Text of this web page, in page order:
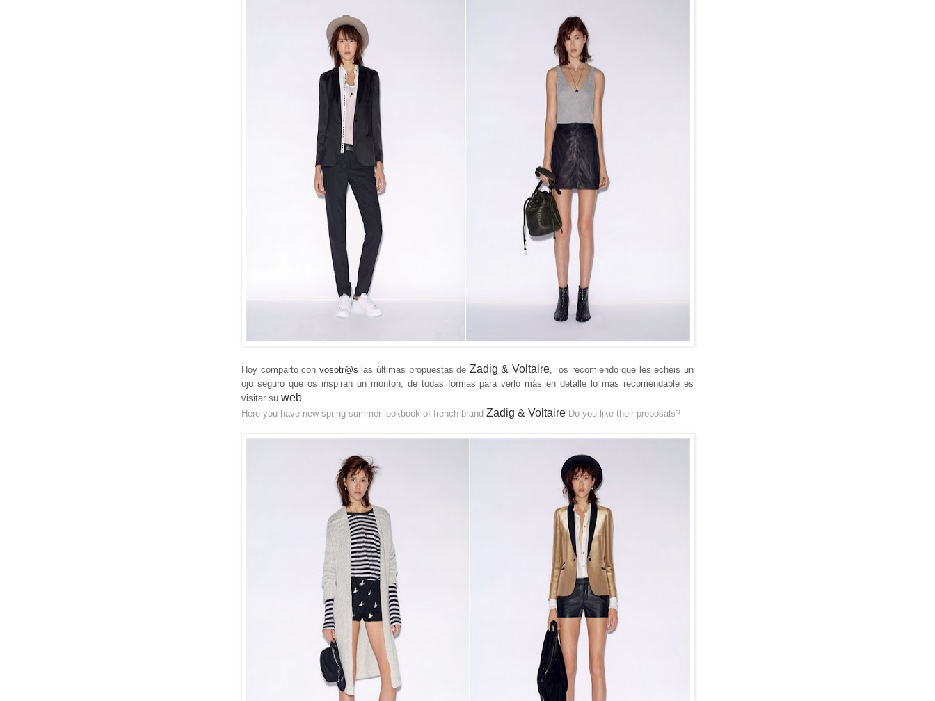
Hoy comparto con vosotr@s las últimas propuestas de Zadig & Voltaire, os recomiendo que les echeis un
ojo seguro que os inspiran un monton, de todas formas para verlo más en detalle lo más recomendable es
visitar su web
Here you have new spring-summer lookbook of french brand Zadig & Voltaire Do you like their proposals?